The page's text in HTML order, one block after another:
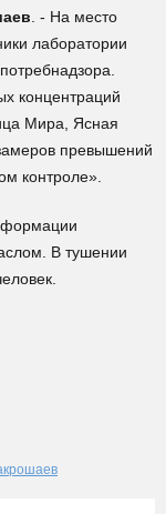
. - На место
лаборатории
концентраций
Мира, Ясная
превышений
контроле».
В тушении